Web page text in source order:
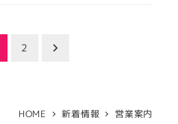
2
HOME 新着情報 営業案内